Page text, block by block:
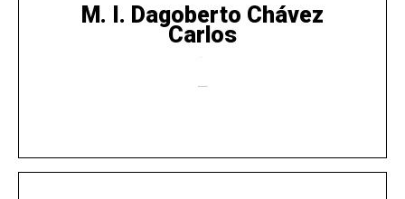
M. I. Dagoberto Chávez
Carlos
.
—